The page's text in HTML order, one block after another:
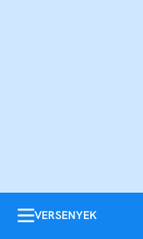
VERSENYEK